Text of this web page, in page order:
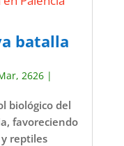
batalla
2626|
biológico del
favoreciendo
reptiles